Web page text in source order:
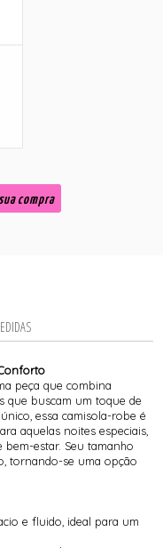
compra
peça que combina
que buscam um toque de
essa camisola-robe é
aquelas noites especiais,
estar. Seu tamanho
tornando-se uma opção
e fluido, ideal para um